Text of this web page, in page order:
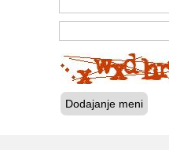
Dodajanje meni